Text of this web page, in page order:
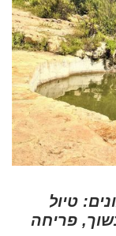
טיול
פריחה